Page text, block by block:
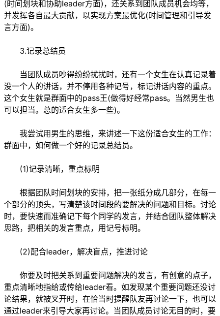
(时间划块和协助leader方面)，还关系到团队成员机会均等，
并发挥各自最大贡献，以实现方案最优化(时间管理和引导发
言方面)。
3.记录总结员
当团队成员吵得纷纷扰扰时，还有一个女生在认真记录着
没一个人的讲话，并不停用各种记号，标记讲话内容的重点。
这个女生就是群面中的pass王(做得好经常pass。当然男生也
可以担当。总的适合女生多一些)。
我尝试用男生的思维，来讲述一下这份适合女生的工作：
群面中，如何做一个好的记录总结员。
(1)记录清晰，重点标明
根据团队时间划块的安排，把一张纸分成几部分，在每一
个部分的顶头，写清楚该时间段的要解决的问题和目标。讨论
时，要快速而准确记下每个同学的发言，并结合团队整体解决
思路，把相关的发言重点，用记号标明。
(2)配合leader，解决盲点，推进讨论
你要及时把关系到重要问题解决的发言，有创意的点子，
重点清晰地指给或传给leader看。如发现某个重要问题还没讨
论结果，就被叉开时，在恰当时提醒队友再讨论一下，也可以
通过leader来引导大家再讨论。当团队成员讨论无目的时，要